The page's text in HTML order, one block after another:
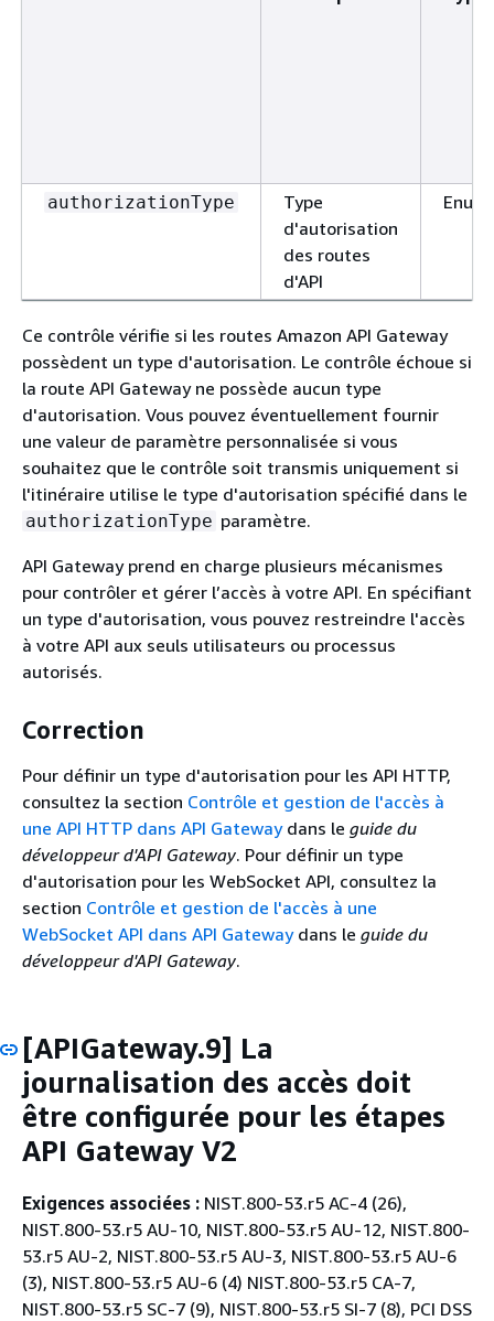
authorizationType
Type
d'autorisation
des routes
d'API
Enum
Ce contrôle vérifie si les routes Amazon API Gateway
possèdent un type d'autorisation. Le contrôle échoue si
la route API Gateway ne possède aucun type
d'autorisation. Vous pouvez éventuellement fournir
une valeur de paramètre personnalisée si vous
souhaitez que le contrôle soit transmis uniquement si
l'itinéraire utilise le type d'autorisation spécifié dans le
authorizationType paramètre.
API Gateway prend en charge plusieurs mécanismes
pour contrôler et gérer l’accès à votre API. En spécifiant
un type d'autorisation, vous pouvez restreindre l'accès
à votre API aux seuls utilisateurs ou processus
autorisés.
Correction
Pour définir un type d'autorisation pour les API HTTP,
consultez la section Contrôle et gestion de l'accès à
une API HTTP dans API Gatewaydans le guide du
développeur d'API Gateway. Pour définir un type
d'autorisation pour les WebSocket API, consultez la
section Contrôle et gestion de l'accès à une
WebSocket API dans API Gatewaydans le guide du
développeur d'API Gateway.
[APIGateway.9] La
journalisation des accès doit
être configurée pour les étapes
API Gateway V2
Exigences associées : NIST.800-53.r5 AC-4 (26),
NIST.800-53.r5 AU-10, NIST.800-53.r5 AU-12, NIST.800-
53.r5 AU-2, NIST.800-53.r5 AU-3, NIST.800-53.r5 AU-6
(3), NIST.800-53.r5 AU-6 (4) NIST.800-53.r5 CA-7,
NIST.800-53.r5 SC-7 (9), NIST.800-53.r5 SI-7 (8), PCI DSS